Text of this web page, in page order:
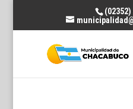
(02352)